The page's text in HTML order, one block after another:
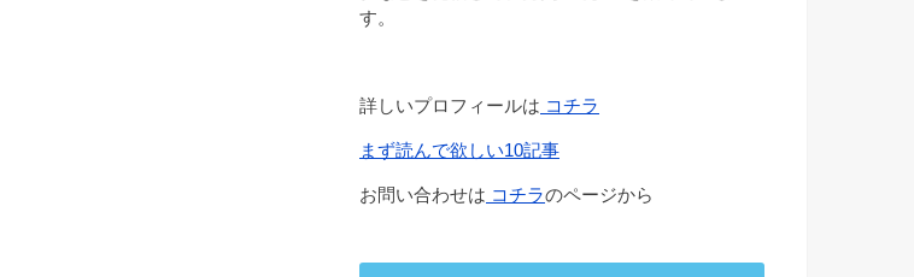
す。
詳しいプロフィールは コチラ
まず読んで欲しい10記事
お問い合わせは コチラのページから